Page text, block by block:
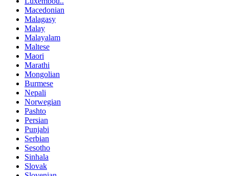
Macedonian
Malagasy
Malay
Malayalam
Maltese
Maori
Marathi
Mongolian
Burmese
Nepali
Norwegian
Pashto
Persian
Punjabi
Serbian
Sesotho
Sinhala
Slovak